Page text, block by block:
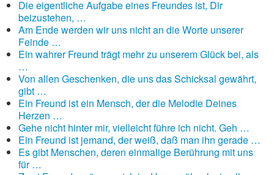
Die eigentliche Aufgabe eines Freundes ist, Dir
beizustehen, …
Am Ende werden wir uns nicht an die Worte unserer
Feinde …
Ein wahrer Freund trägt mehr zu unserem Glück bei, als
…
Von allen Geschenken, die uns das Schicksal gewährt,
gibt …
Ein Freund ist ein Mensch, der die Melodie Deines
Herzen …
Gehe nicht hinter mir, vielleicht führe ich nicht. Geh …
Ein Freund ist jemand, der weiß, daß man ihn gerade …
Es gibt Menschen, deren einmalige Berührung mit uns
für …